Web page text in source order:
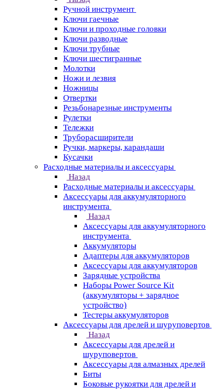
Ручной инструмент
Ключи гаечные
Ключи и проходные головки
Ключи разводные
Ключи трубные
Ключи шестигранные
Молотки
Ножи и лезвия
Ножницы
Отвертки
Резьбонарезные инструменты
Рулетки
Тележки
Труборасширители
Ручки, маркеры, карандаши
Кусачки
Расходные материалы и аксессуары
Назад
Расходные материалы и аксессуары
Аксессуары для аккумуляторного
инструмента
Назад
Аксессуары для аккумуляторного
инструмента
Aккумуляторы
Адаптеры для аккумуляторов
Аксессуары для аккумуляторов
Зарядные устройства
Наборы Power Source Kit
(аккумуляторы + зарядное
устройство)
Тестеры аккумуляторов
Аксессуары для дрелей и шуруповертов
Назад
Аксессуары для дрелей и
шуруповертов
Аксессуары для алмазных дрелей
Биты
Боковые рукоятки для дрелей и